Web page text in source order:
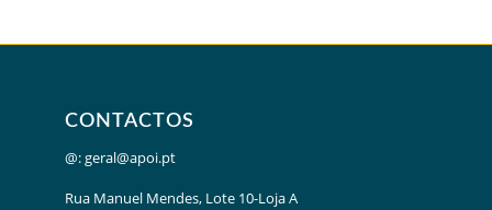
CONTACTOS
@:geral@apoi.pt
Rua Manuel Mendes, Lote 10-Loja A